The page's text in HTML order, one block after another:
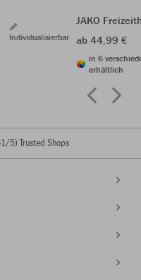
Individualisierbar
JAKO
ab 44,99 €
in 6
erhältlich
/5) Trusted Shops